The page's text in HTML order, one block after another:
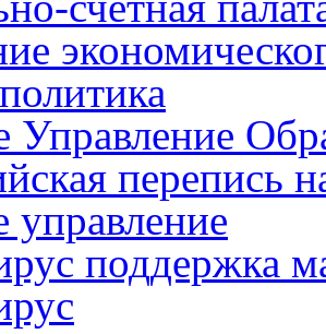
Управление
перепись
управление
поддержка